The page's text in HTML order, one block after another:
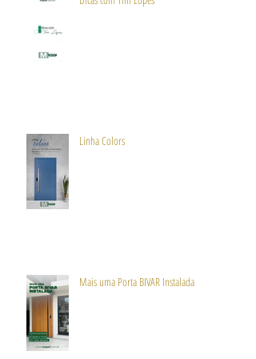
Linha Colors
Mais uma Porta BIVAR Instalada